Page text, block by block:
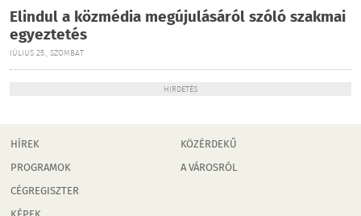
Elindul a közmédia megújulásáról szóló szakmai
egyeztetés
JÚLIUS 25., SZOMBAT
HIRDETÉS
HÍREK
PROGRAMOK
CÉGREGISZTER
KÖZÉRDEKŰ
A VÁROSRÓL